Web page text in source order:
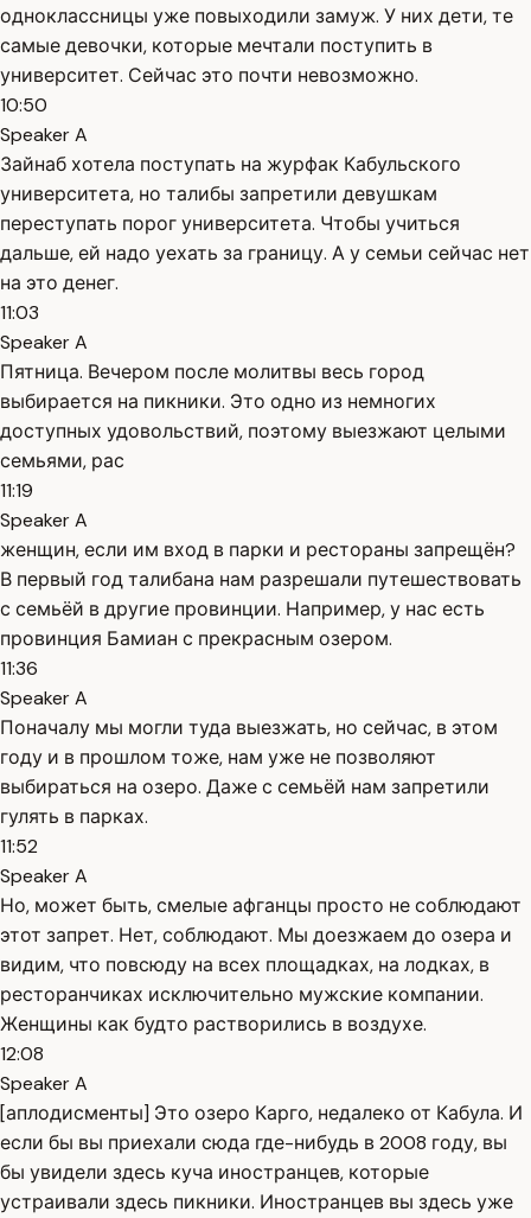
одноклассницы уже повыходили замуж. У них дети, те
самые девочки, которые мечтали поступить в
университет. Сейчас это почти невозможно.
10:50
Speaker A
Зайнаб хотела поступать на журфак Кабульского
университета, но талибы запретили девушкам
переступать порог университета. Чтобы учиться
дальше, ей надо уехать за границу. А у семьи сейчас нет
на это денег.
11:03
Speaker A
Пятница. Вечером после молитвы весь город
выбирается на пикники. Это одно из немногих
доступных удовольствий, поэтому выезжают целыми
семьями, рас
11:19
Speaker A
женщин, если им вход в парки и рестораны запрещён?
В первый год талибана нам разрешали путешествовать
с семьёй в другие провинции. Например, у нас есть
провинция Бамиан с прекрасным озером.
11:36
Speaker A
Поначалу мы могли туда выезжать, но сейчас, в этом
году и в прошлом тоже, нам уже не позволяют
выбираться на озеро. Даже с семьёй нам запретили
гулять в парках.
11:52
Speaker A
Но, может быть, смелые афганцы просто не соблюдают
этот запрет. Нет, соблюдают. Мы доезжаем до озера и
видим, что повсюду на всех площадках, на лодках, в
ресторанчиках исключительно мужские компании.
Женщины как будто растворились в воздухе.
12:08
Speaker A
[аплодисменты] Это озеро Карго, недалеко от Кабула. И
если бы вы приехали сюда где-нибудь в 2008 году, вы
бы увидели здесь куча иностранцев, которые
устраивали здесь пикники. Иностранцев вы здесь уже